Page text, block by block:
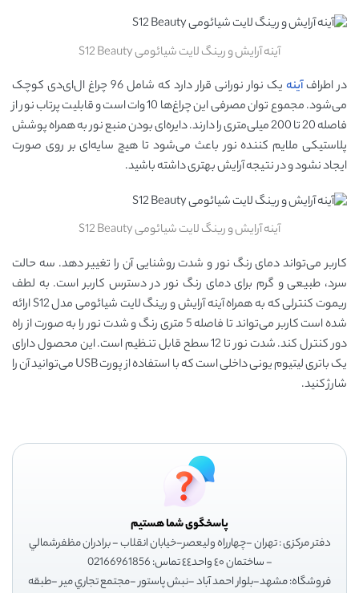
آینه آرایش و رینگ لایت شیائومی S12 Beauty
در اطرافآینه
یک نوار نورانی قرار دارد که شامل 96 چراغ ال‌ای‌دی کوچک
می‌شود. مجموع توان مصرفی این چراغ‌ها 10 وات است و قابلیت پرتاب نور از
فاصله 20 تا 200 میلی‌متری را دارند. دایره‌ای بودن منبع نور به همراه پوشش
پلاستیکی ملایم کننده نور باعث می‌شود تا هیچ سایه‌ای بر روی صورت
ایجاد نشود و در نتیجه آرایش بهتری داشته باشید.
آینه آرایش و رینگ لایت شیائومی S12 Beauty
کاربر می‌تواند دمای رنگ نور و شدت روشنایی آن را تغییر دهد. سه حالت
سرد، طبیعی و گرم برای دمای رنگ نور در دسترس کاربر است. به لطف
ریموت کنترلی که به همراه آینه آرایش و رینگ لایت شیائومی مدل S12 ارائه
شده است کاربر می‌تواند تا فاصله 5 متری رنگ و شدت نور را به صورت از راه
دور کنترل کند. شدت نور تا 12 سطح قابل تنظیم است. این محصول دارای
یک باتری لیتیوم یونی داخلی است که با استفاده از پورت USB می‌توانید آن را
شارژ کنید.
پاسخگوی شما هستیم
دفتر مرکزی : تهران -چهارراه وليعصر-خيابان انقلاب - برادران مظفرشمالي
- ساختمان ٤٠ واحد٤٤ تماس: 02166961856
فروشگاه: مشهد-بلوار احمد آباد -نبش پاستور -مجتمع تجاري مير -طبقه